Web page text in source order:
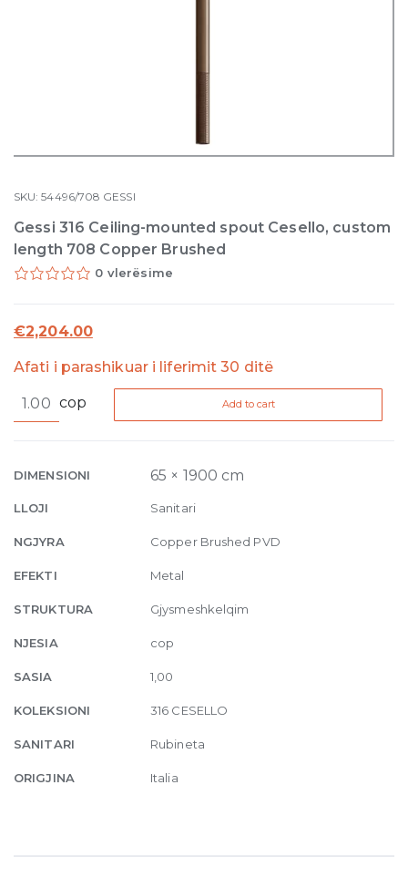
SKU:54496/708 GESSI
Gessi 316 Ceiling-mounted spout Cesello, custom
length 708 Copper Brushed
0 vlerësime
€2,204.00
Afati i parashikuar i liferimit 30 ditë
316
spout
custom
length
Copper
Brushed
cop Add to cart
DIMENSIONI 65 × 1900 cm
LLOJI Sanitari
NGJYRA Copper Brushed PVD
EFEKTI Metal
STRUKTURA Gjysmeshkelqim
NJESIA cop
SASIA 1,00
KOLEKSIONI 316 CESELLO
SANITARI Rubineta
ORIGJINA Italia